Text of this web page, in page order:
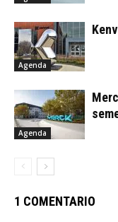
Agenda
Agenda
1 COMENTARIO